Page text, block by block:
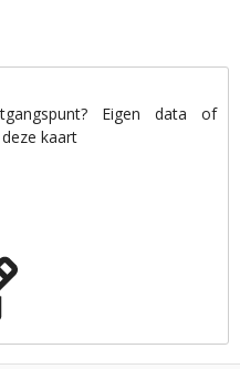
Eigen data of
kaart